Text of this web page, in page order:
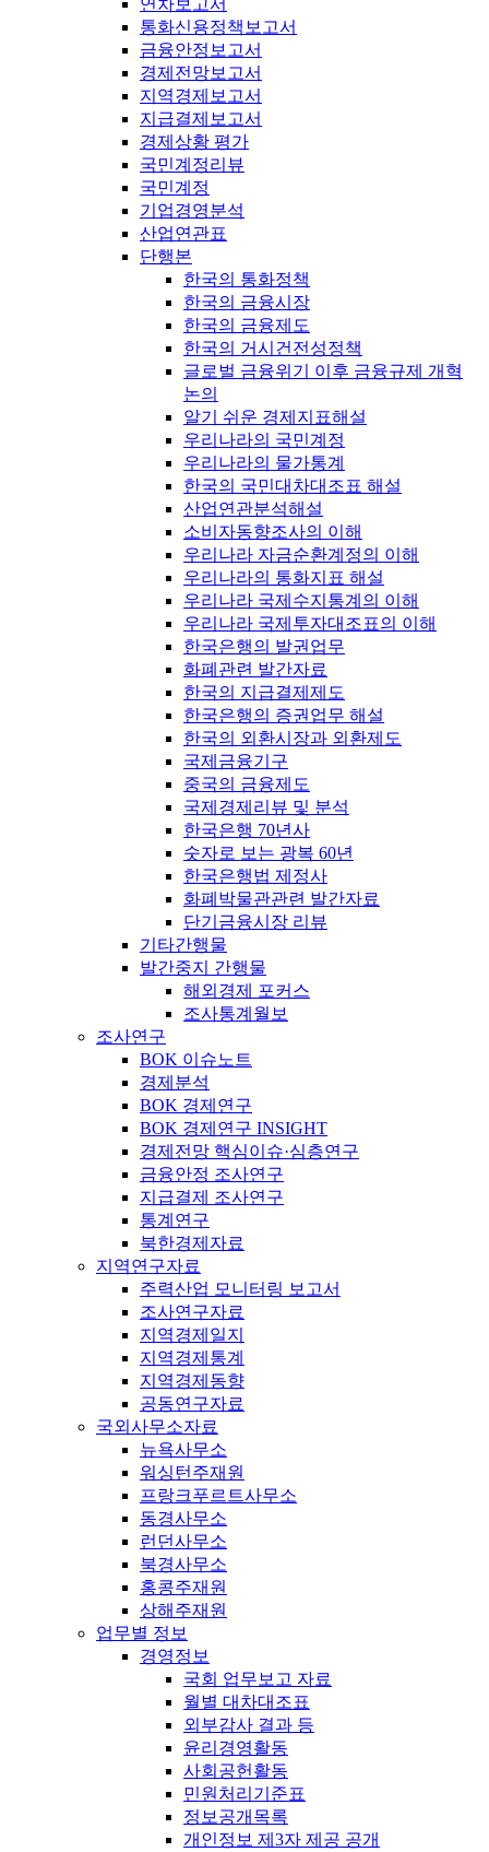
연차보고서
통화신용정책보고서
금융안정보고서
경제전망보고서
지역경제보고서
지급결제보고서
경제상황 평가
국민계정리뷰
국민계정
기업경영분석
산업연관표
단행본
한국의 통화정책
한국의 금융시장
한국의 금융제도
한국의 거시건전성정책
글로벌 금융위기 이후 금융규제 개혁
논의
알기 쉬운 경제지표해설
우리나라의 국민계정
우리나라의 물가통계
한국의 국민대차대조표 해설
산업연관분석해설
소비자동향조사의 이해
우리나라 자금순환계정의 이해
우리나라의 통화지표 해설
우리나라 국제수지통계의 이해
우리나라 국제투자대조표의 이해
한국은행의 발권업무
화폐관련 발간자료
한국의 지급결제제도
한국은행의 증권업무 해설
한국의 외환시장과 외환제도
국제금융기구
중국의 금융제도
국제경제리뷰 및 분석
한국은행 70년사
숫자로 보는 광복 60년
한국은행법 제정사
화폐박물관관련 발간자료
단기금융시장 리뷰
기타간행물
발간중지 간행물
해외경제 포커스
조사통계월보
조사연구
BOK 이슈노트
경제분석
BOK 경제연구
BOK 경제연구 INSIGHT
경제전망 핵심이슈·심층연구
금융안정 조사연구
지급결제 조사연구
통계연구
북한경제자료
지역연구자료
주력산업 모니터링 보고서
조사연구자료
지역경제일지
지역경제통계
지역경제동향
공동연구자료
국외사무소자료
뉴욕사무소
워싱턴주재원
프랑크푸르트사무소
동경사무소
런던사무소
북경사무소
홍콩주재원
상해주재원
업무별 정보
경영정보
국회 업무보고 자료
월별 대차대조표
외부감사 결과 등
윤리경영활동
사회공헌활동
민원처리기준표
정보공개목록
개인정보 제3자 제공 공개